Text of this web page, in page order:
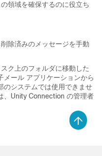
領域を確保するのに役立ち
除済みのメッセージを手動
ク上のフォルダに移動した
メール アプリケーションから
のシステムでは使用できませ
、Unity Connection の管理者